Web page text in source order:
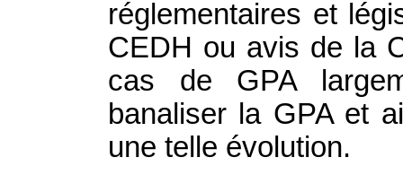
réglementaires et
CEDH ou avis de la
cas de GPA
banaliser la GPA et
une telle évolution.